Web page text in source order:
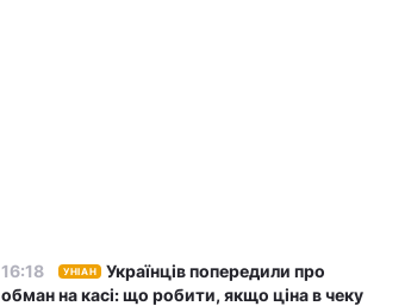
16:18 УНІАН
Українців попередили про
обман на касі: що робити, якщо ціна в чеку